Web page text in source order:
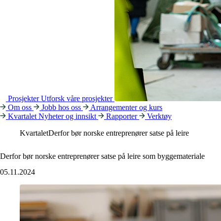
ProsjekterUtforsk våre prosjekter
Om oss
Jobb hos oss
Arrangementer og kurs
Kvartalet Nyheter og innsikt Rapporter
Verktøy
KvartaletDerfor bør norske entreprenører satse på leire
Derfor bør norske entreprenører satse på leire som byggemateriale
05.11.2024